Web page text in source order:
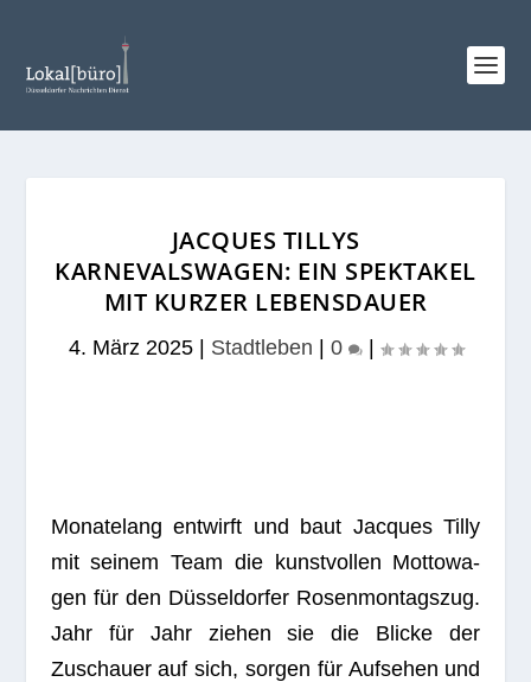
JACQUES TILLYS
KARNEVALSWAGEN: EIN SPEKTAKEL
MIT KURZER LEBENSDAUER
4. März 2025| Stadtleben 0 |
Mona­te­lang ent­wirft und baut Jac­ques Tilly
mit sei­nem Team die kunst­vol­len Mot­to­wa­
gen für den Düs­sel­dor­fer Rosen­mon­tags­zug.
Jahr für Jahr zie­hen sie die Bli­cke der
Zuschauer auf sich, sor­gen für Auf­se­hen und